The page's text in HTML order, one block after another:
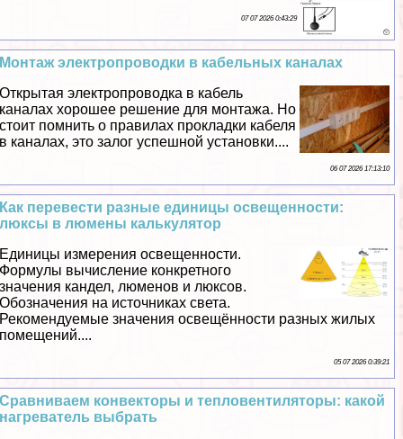
07 07 2026 0:43:29
Монтаж электропроводки в кабельных каналах
Открытая электропроводка в кабель
каналах хорошее решение для монтажа. Но
стоит помнить о правилах прокладки кабеля
в каналах, это залог успешной установки....
06 07 2026 17:13:10
Как перевести разные единицы освещенности:
люксы в люмены калькулятор
Единицы измерения освещенности.
Формулы вычисление конкретного
значения кандел, люменов и люксов.
Обозначения на источниках света.
Рекомендуемые значения освещённости разных жилых
помещений....
05 07 2026 0:39:21
Сравниваем конвекторы и тепловентиляторы: какой
нагреватель выбрать